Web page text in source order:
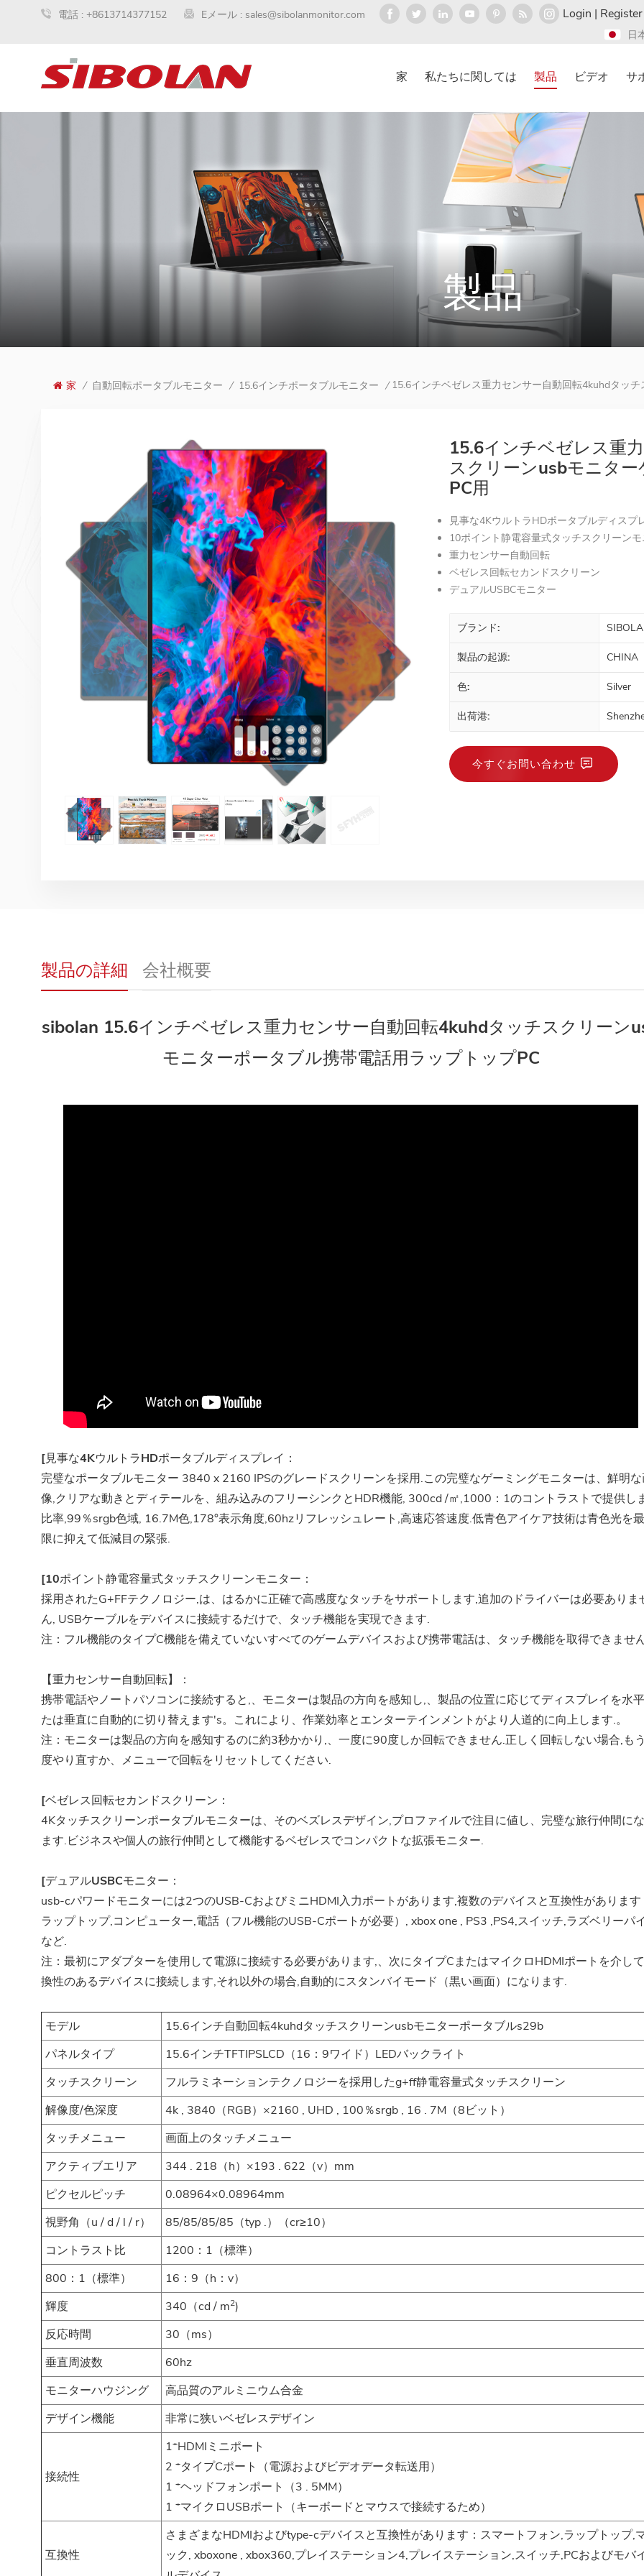
電話 : +8613714377152 Eメール : sales@sibolanmonitor.com Login | Register
日
家 私たちに関しては 製品 ビデオ サ
製品
家 / 自動回転ポータブルモニター / 15.6インチポータブルモニター / 15.6インチベゼレス重力センサー自動回転4kuhdタッ
15.6インチベゼレス重
スクリーンusbモニタ
PC用
見事な4KウルトラHDポータブルディスプ
10ポイント静電容量式タッチスクリーン
重力センサー自動回転
ベゼレス回転セカンドスクリーン
デュアルUSBCモニター
ブランド:
製品の起源: CHINA
色: Silver
出荷港:
今すぐお問い合わせ
製品の詳細 会社概要
sibolan 15.6インチベゼレス重力センサー自動回転4kuhdタッチスクリーン
モニターポータブル携帯電話用ラップトップPC
[見事な4KウルトラHDポータブルディスプレイ：
完璧なポータブルモニター 3840 x 2160 IPSのグレードスクリーンを採用.この完璧なゲーミングモニターは、鮮明
像,クリアな動きとディテールを、組み込みのフリーシンクとHDR機能, 300cd /㎡,1000：1のコントラストで提供し
比率,99％srgb色域, 16.7M色,178°表示角度,60hzリフレッシュレート,高速応答速度.低青色アイケア技術は青色光を
限に抑えて低減目の緊張.
[10ポイント静電容量式タッチスクリーンモニター：
採用されたG+FFテクノロジー,は、はるかに正確で高感度なタッチをサポートします,追加のドライバーは必要ありま
ん, USBケーブルをデバイスに接続するだけで、タッチ機能を実現できます.
注：フル機能のタイプC機能を備えていないすべてのゲームデバイスおよび携帯電話は、タッチ機能を取得できませ
【重力センサー自動回転】：
携帯電話やノートパソコンに接続すると,、モニターは製品の方向を感知し,、製品の位置に応じてディスプレイを水
たは垂直に自動的に切り替えます's。これにより、作業効率とエンターテインメントがより人道的に向上します.。
注：モニターは製品の方向を感知するのに約3秒かかり,、一度に90度しか回転できません.正しく回転しない場合,も
度やり直すか、メニューで回転をリセットしてください.
[ベゼレス回転セカンドスクリーン：
4Kタッチスクリーンポータブルモニターは、そのベズレスデザイン,プロファイルで注目に値し、完璧な旅行仲間に
ます.ビジネスや個人の旅行仲間として機能するベゼレスでコンパクトな拡張モニター.
[デュアルUSBCモニター：
usb-cパワードモニターには2つのUSB-CおよびミニHDMI入力ポートがあります,複数のデバイスと互換性があります
ラップトップ,コンピューター,電話（フル機能のUSB-Cポートが必要）, xbox one , PS3 ,PS4,スイッチ,ラズベリーパ
など.
注：最初にアダプターを使用して電源に接続する必要があります,、次にタイプCまたはマイクロHDMIポートを介し
換性のあるデバイスに接続します,それ以外の場合,自動的にスタンバイモード（黒い画面）になります.
モデル
15.6インチ自動回転4kuhdタッチスクリーンusbモニターポータブルs29b
パネルタイプ
15.6インチTFTIPSLCD（16：9ワイド）LEDバックライト
タッチスクリーン
フルラミネーションテクノロジーを採用したg+ff静電容量式タッチスクリーン
解像度/色深度
4k , 3840（RGB）×2160 , UHD , 100％srgb , 16 . 7M（8ビット）
タッチメニュー
画面上のタッチメニュー
アクティブエリア
344 . 218（h）×193 . 622（v）mm
ピクセルピッチ
0.08964×0.08964mm
視野角（u / d / l / r）
85/85/85/85（typ .）（cr≥10）
コントラスト比
1200：1（標準）
800：1（標準）
16：9（h：v）
輝度
340（cd / m2)
反応時間
30（ms）
垂直周波数
60hz
モニターハウジング
高品質のアルミニウム合金
デザイン機能
非常に狭いベゼレスデザイン
接続性
1*HDMIミニポート
2 *タイプCポート（電源およびビデオデータ転送用）
1 *ヘッドフォンポート（3 . 5MM）
1 *マイクロUSBポート（キーボードとマウスで接続するため）
互換性
さまざまなHDMIおよびtype-cデバイスと互換性があります：スマートフォン,ラップトップ,
ック, xboxone , xbox360,プレイステーション4,プレイステーション,スイッチ,PCおよびモバ